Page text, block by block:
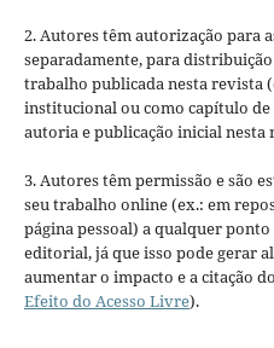
2. Autores têm autorização para
separadamente, para
trabalho publicada nesta revista
institucional ou como capítulo
autoria e publicação inicial nesta
3. Autores têm permissão e são
seu trabalho online (ex.: em
página pessoal) a qualquer
editorial, já que isso pode gerar
aumentar o impacto e a citação
Efeito do Acesso Livre).